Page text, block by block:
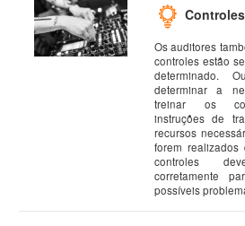
Os auditores
controles estão
determinado.
determinar a
treinar os
instruções de
recursos
forem
controles
corretamente
possíveis